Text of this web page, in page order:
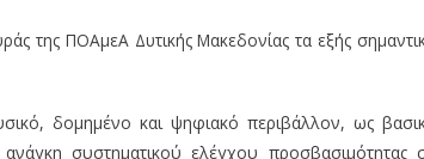
της ΠΟΑμεΑ Δυτικής Μακεδονίας τα εξής
δομημένο και ψηφιακό περιβάλλον, ως
συστηματικού ελέγχου προσβασιμότητας